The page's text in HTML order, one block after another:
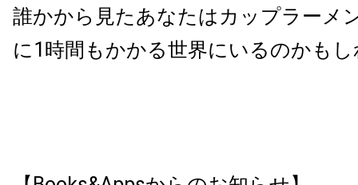
誰かから見たあなたはカップラーメ
に 1時間もかかる世界にいるのかも